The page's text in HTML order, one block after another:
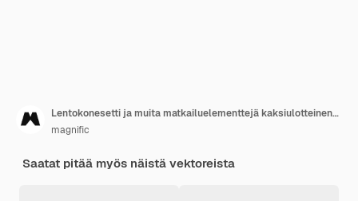
Lentokonesetti ja muita matkailuelementtejä kaksiulotteinen-designissa
magnific
Saatat pitää myös näistä vektoreista